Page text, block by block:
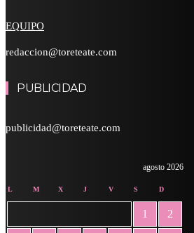
EQUIPO
redaccion@toreteate.com
PUBLICIDAD
publicidad@toreteate.com
agosto 2026
L M X J V S D
1 2